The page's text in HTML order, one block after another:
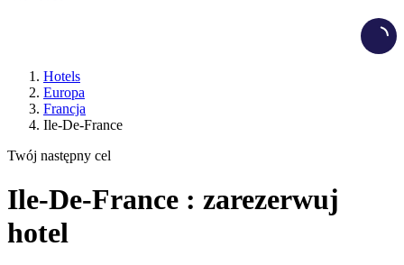
Hotels
Europa
Francja
Ile-De-France
Twój następny cel
Ile-De-France : zarezerwuj
hotel